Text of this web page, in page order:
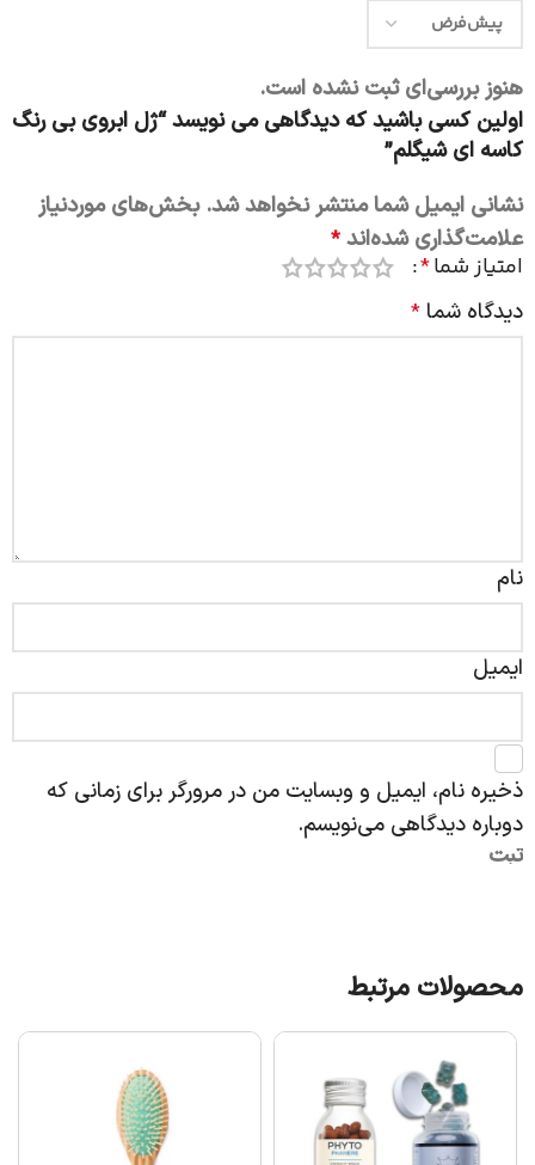
هنوز بررسی‌ای ثبت نشده است.
اولین کسی باشید که دیدگاهی می نویسد “ژل ابروی بی رنگ
کاسه ای شیگلم”
نشانی ایمیل شما منتشر نخواهد شد. بخش‌های موردنیاز
علامت‌گذاری شده‌اند *
امتیاز شما*
دیدگاه شما *
نام
ایمیل
ذخیره نام، ایمیل و وبسایت من در مرورگر برای زمانی که
دوباره دیدگاهی می‌نویسم.
محصولات مرتبط